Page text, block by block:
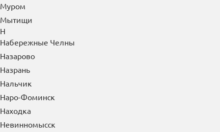
Муром
Мытищи
Н
Набережные Челны
Назарово
Назрань
Нальчик
Наро-Фоминск
Находка
Невинномысск